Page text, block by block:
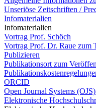
Unseriöse Zeitschriften /
Infomaterialien
Infomaterialien
Vortrag Prof. Schöch
Vortrag Prof. Dr. Raue zum
Publizieren
Publikationsort zum
ORCID
Open Journal Systems
Elektronische